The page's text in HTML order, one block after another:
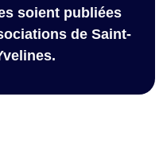
soient publiées
de Saint-